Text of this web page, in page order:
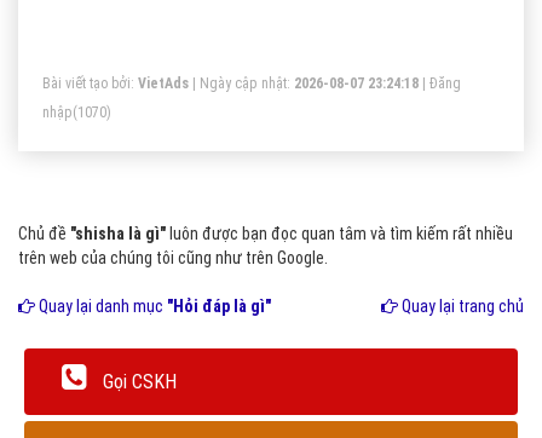
Bài viết tạo bởi: VietAds | Ngày cập nhật: 2026-08-07 23:24:18
Đăng
nhập(1070)
Chủ đề "shisha là gì" luôn được bạn đọc quan tâm và tìm kiếm rất nhiều
trên web của chúng tôi cũng như trên Google.
Quay lại danh mục "Hỏi đáp là gì" Quay lại trang chủ
Gọi CSKH